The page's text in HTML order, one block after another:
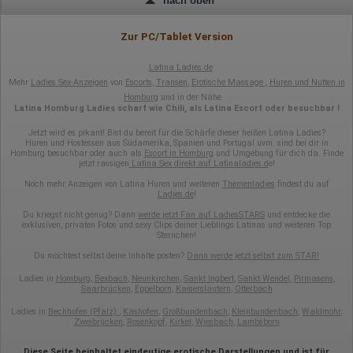
erstellt werden. Diese Informationen wird Google gegebenenfalls
von Google verarbeiten. Die IP-Adresse der Nutzer wird von
oder in anderen Vertragsstaaten des Abkommens über den
Europäischen Wirtschaftsraum gekürzt, dies bedeutet, dass alle
Daten anonym erhoben werden. Nur in Ausnahmefällen wird die
volle IP-Adresse an einen Server von Google in den USA
übertragen und dort gekürzt. Die von dem Browser des Nutzers
übermittelte IP-Adresse wird nicht mit anderen Daten von Google
zusammengeführt.
Erhobene Informationen zum Besucherverhalten sind folgende:
Herkunft (Land und Stadt)
Betriebssystem
Gerät (PC, Tablet-PC oder Smartphone)
Browser und alle verwendeten Add-ons
Auflösung des Computers
verweisende Webseite)
Welche Dateien wurden heruntergeladen?
Wurden Werbebanner angeklickt?
Wohin ging der Besucher? Klickte er auf weitere Seiten des
Zur PC/Tablet Version
Latina Ladies.de
Mehr Ladies Sex-Anzeigen von Escorts, Transen, Erotische Massage , Huren und Nutten in
Homburg und in der Nähe
Latina Homburg Ladies scharf wie Chili, als Latina Escort oder besuchbar !
Jetzt wird es pikant! Bist du bereit für die Schärfe dieser heißen Latina Ladies?
Huren und Hostessen aus Südamerika, Spanien und Portugal uvm. sind bei dir in
Homburg besuchbar oder auch als Escort in Homburg und Umgebung für dich da. Finde
jetzt rassigen Latina Sex direkt auf Latinaladies.de!
Noch mehr Anzeigen von Latina Huren und weiteren Themenladies findest du auf
Ladies.de!
Du kriegst nicht genug? Dann werde jetzt Fan auf LadiesSTARS und entdecke die
exklusiven, privaten Fotos und sexy Clips deiner Lieblings Latinas und weiteren Top
Sternchen!
Du möchtest selbst deine Inhalte posten? Dann werde jetzt selbst zum STAR!
Ladies in Homburg, Bexbach, Neunkirchen, Sankt Ingbert, Sankt Wendel, Pirmasens,
Saarbrücken, Eppelborn, Kaiserslautern, Otterbach
Ladies in Bechhofen (Pfalz) , Käshofen, Großbundenbach, Kleinbundenbach, Waldmohr,
Zweibrücken, Rosenkopf, Kirkel, Wiesbach, Lambsborn